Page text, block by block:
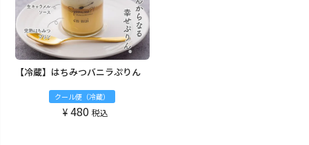
【冷蔵】はちみつバニラぷりん
クール便（冷蔵）
¥ 480 税込